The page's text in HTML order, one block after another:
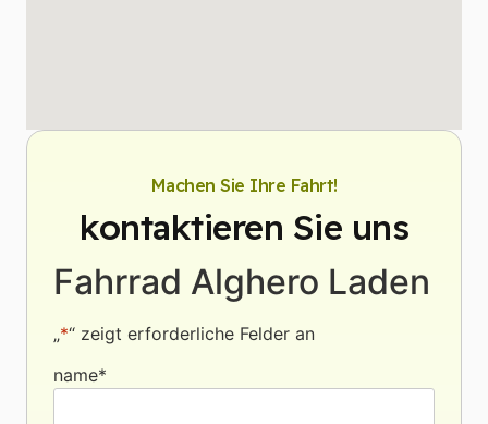
Machen Sie Ihre Fahrt!
kontaktieren Sie uns
Fahrrad Alghero Laden
„*“ zeigt erforderliche Felder an
name*